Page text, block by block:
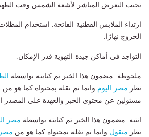
تجنب التعرض المباشر لأشعة الشمس وقت
ارتداء الملابس القطنية الفاتحة. استخدام
الخروج نهارًا.
التواجد في أماكن جيدة التهوية قدر الإمكان.
ملحوظة: مضمون هذا الخبر تم كتابته بواسطة
نظر مصر اليوم وانما تم نقله بمحتواه كما هو من
مسئولين عن محتوى الخبر والعهدة علي المصدر
انتبه: مضمون هذا الخبر تم كتابته بواسطة مصر
نظر منقول وانما تم نقله بمحتواه كما هو من مصر